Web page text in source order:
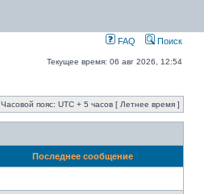
FAQ Поиск
Текущее время: 06 авг 2026, 12:54
Часовой пояс: UTC + 5 часов [ Летнее время ]
Последнее сообщение